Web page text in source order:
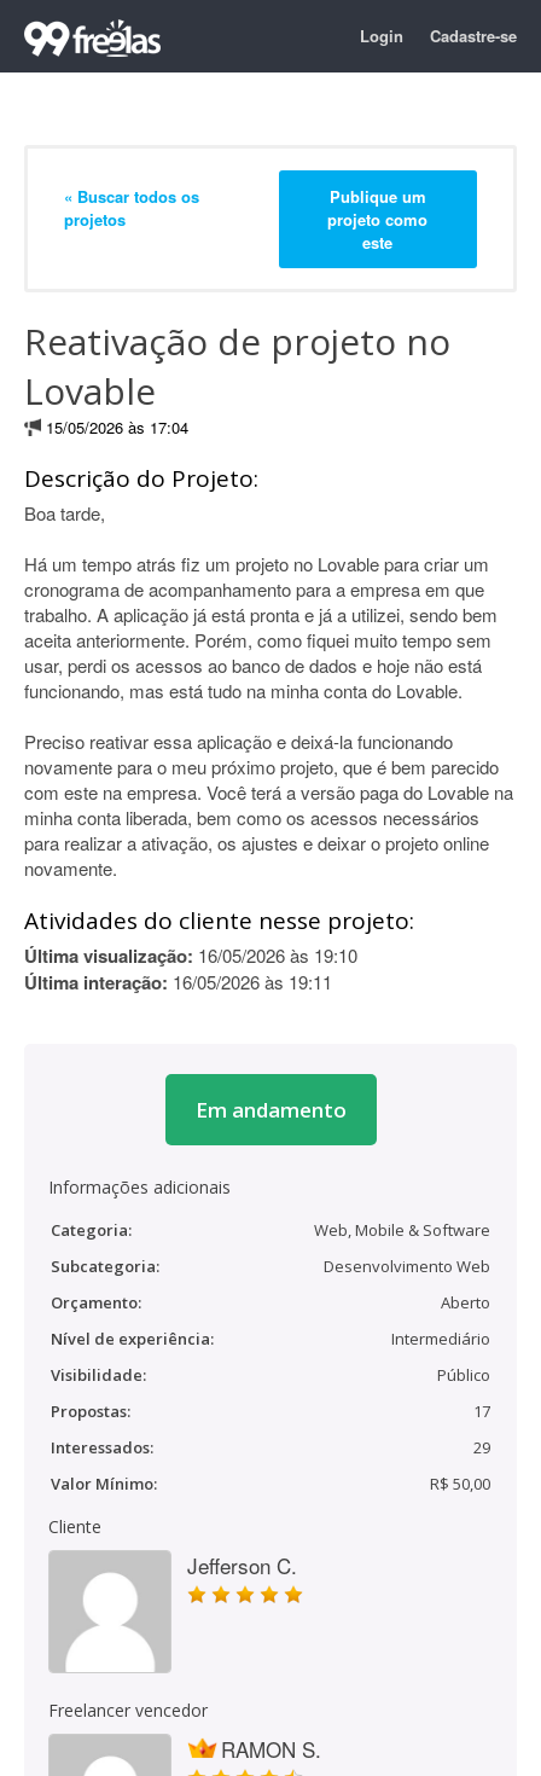
Login Cadastre-se
« Buscar todos os
projetos
Publique um
projeto como
este
Reativação de projeto no
Lovable
15/05/2026 às 17:04
Descrição do Projeto:
Boa tarde,
Há um tempo atrás fiz um projeto no Lovable para criar um
cronograma de acompanhamento para a empresa em que
trabalho. A aplicação já está pronta e já a utilizei, sendo bem
aceita anteriormente. Porém, como fiquei muito tempo sem
usar, perdi os acessos ao banco de dados e hoje não está
funcionando, mas está tudo na minha conta do Lovable.
Preciso reativar essa aplicação e deixá-la funcionando
novamente para o meu próximo projeto, que é bem parecido
com este na empresa. Você terá a versão paga do Lovable na
minha conta liberada, bem como os acessos necessários
para realizar a ativação, os ajustes e deixar o projeto online
novamente.
Atividades do cliente nesse projeto:
Última visualização: 16/05/2026 às 19:10
Última interação: 16/05/2026 às 19:11
Em andamento
Informações adicionais
Categoria:
Web, Mobile & Software
Subcategoria:
Desenvolvimento Web
Orçamento:
Aberto
Nível de experiência:
Intermediário
Visibilidade:
Público
Propostas:
17
Interessados:
29
Valor Mínimo:
R$ 50,00
Cliente
Jefferson C.
Freelancer vencedor
RAMON S.